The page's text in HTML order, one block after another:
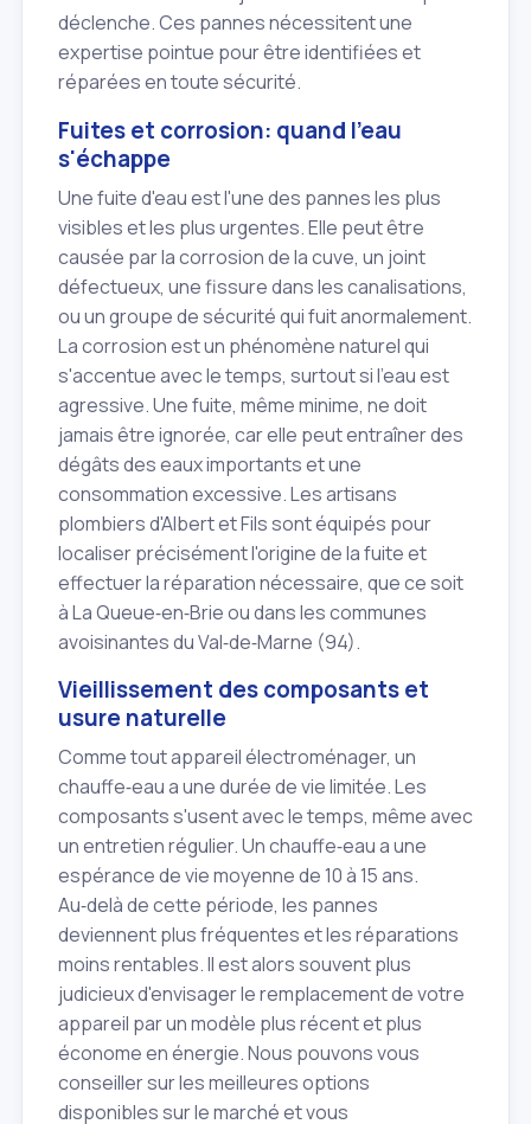
déclenche. Ces pannes nécessitent une
expertise pointue pour être identifiées et
réparées en toute sécurité.
Fuites et corrosion: quand l'eau
s'échappe
Une fuite d'eau est l'une des pannes les plus
visibles et les plus urgentes. Elle peut être
causée par la corrosion de la cuve, un joint
défectueux, une fissure dans les canalisations,
ou un groupe de sécurité qui fuit anormalement.
La corrosion est un phénomène naturel qui
s'accentue avec le temps, surtout si l'eau est
agressive. Une fuite, même minime, ne doit
jamais être ignorée, car elle peut entraîner des
dégâts des eaux importants et une
consommation excessive. Les artisans
plombiers d'Albert et Fils sont équipés pour
localiser précisément l'origine de la fuite et
effectuer la réparation nécessaire, que ce soit
à La Queue‑en‑Brie ou dans les communes
avoisinantes du Val‑de‑Marne (94).
Vieillissement des composants et
usure naturelle
Comme tout appareil électroménager, un
chauffe‑eau a une durée de vie limitée. Les
composants s'usent avec le temps, même avec
un entretien régulier. Un chauffe‑eau a une
espérance de vie moyenne de 10 à 15 ans.
Au‑delà de cette période, les pannes
deviennent plus fréquentes et les réparations
moins rentables. Il est alors souvent plus
judicieux d'envisager le remplacement de votre
appareil par un modèle plus récent et plus
économe en énergie. Nous pouvons vous
conseiller sur les meilleures options
disponibles sur le marché et vous